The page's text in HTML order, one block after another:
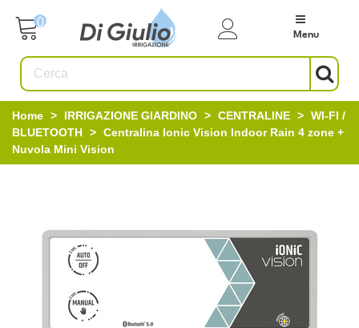
0
Menu
Home > IRRIGAZIONE GIARDINO > CENTRALINE > WI-FI /
BLUETOOTH > Centralina Ionic Vision Indoor Rain 4 zone +
Nuvola Mini Vision